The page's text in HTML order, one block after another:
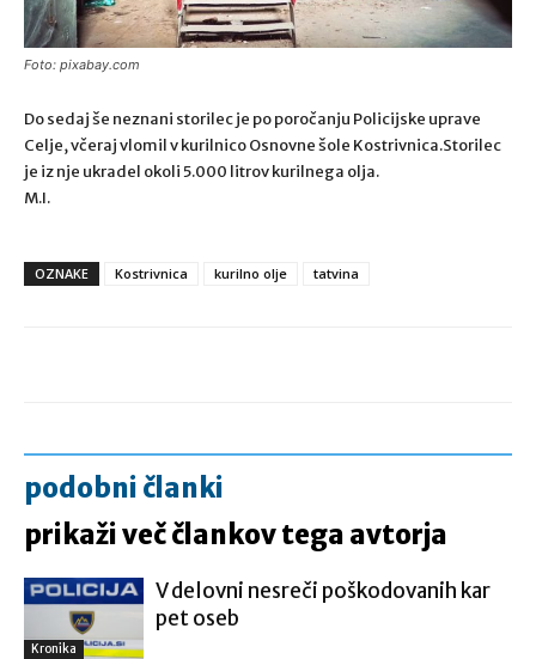
Foto: pixabay.com
Do sedaj še neznani storilec je po poročanju Policijske uprave
Celje, včeraj vlomil v kurilnico Osnovne šole Kostrivnica.Storilec
je iz nje ukradel okoli 5.000 litrov kurilnega olja.
M.I.
OZNAKE Kostrivnica kurilno olje tatvina
podobni članki
prikaži več člankov tega avtorja
Kronika
V delovni nesreči poškodovanih kar
pet oseb